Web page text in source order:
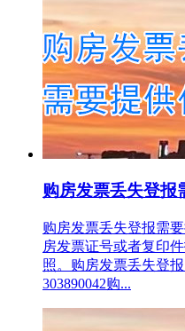
购房发票丢失登报
购房发票丢失登报需
房发票证号或者复印
照。购房发票丢失登报
303890042购...